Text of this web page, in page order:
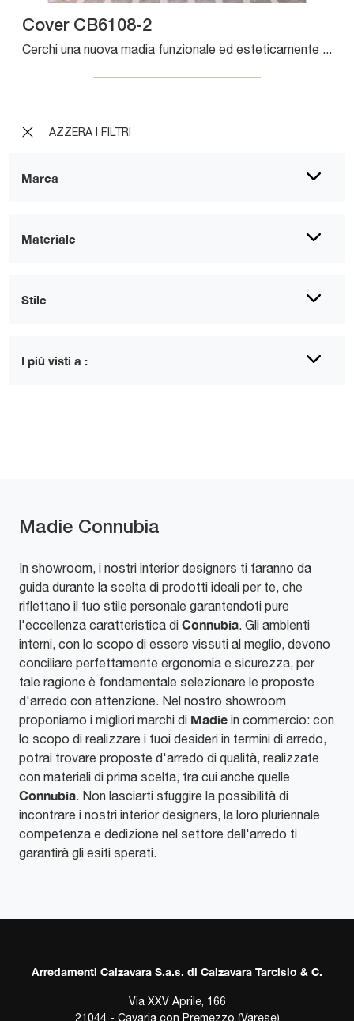
AZZERA I FILTRI
Marca
Materiale
Stile
I più visti a :
Cover CB6108-2
Cerchi una nuova madia funzionale ed esteticamente gradevole dalle linee moderne? Ecco a te il modello Cover CB6108-2 di Connubia, realizzato in ...
Madie Connubia
In showroom, i nostri interior designers ti faranno da
guida durante la scelta di prodotti ideali per te, che
riflettano il tuo stile personale garantendoti pure
l'eccellenza caratteristica di Connubia. Gli ambienti
interni, con lo scopo di essere vissuti al meglio, devono
conciliare perfettamente ergonomia e sicurezza, per
tale ragione è fondamentale selezionare le proposte
d'arredo con attenzione. Nel nostro showroom
proponiamo i migliori marchi di Madie in commercio: con
lo scopo di realizzare i tuoi desideri in termini di arredo,
potrai trovare proposte d'arredo di qualità, realizzate
con materiali di prima scelta, tra cui anche quelle
Connubia. Non lasciarti sfuggire la possibilità di
incontrare i nostri interior designers, la loro pluriennale
competenza e dedizione nel settore dell'arredo ti
garantirà gli esiti sperati.
Arredamenti Calzavara S.a.s. di Calzavara Tarcisio & C.
Via XXV Aprile, 166
21044 - Cavaria con Premezzo (Varese)